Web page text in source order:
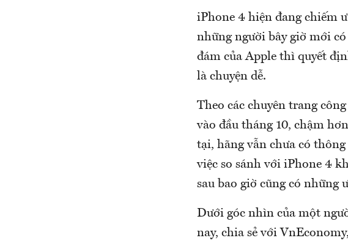
iPhone 4 hiện đang chiếm
những người bây giờ mới
đám của Apple thì quyết
là chuyện dễ.
Theo các chuyên trang
vào đầu tháng 10, chậm
tại, hãng vẫn chưa có
việc so sánh với iPhone 4
sau bao giờ cũng có những
Dưới góc nhìn của một
nay, chia sẻ với